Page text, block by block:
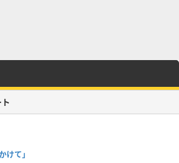
けて」